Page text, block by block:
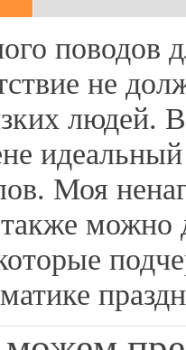
поводов
не
людей.
Моя
также